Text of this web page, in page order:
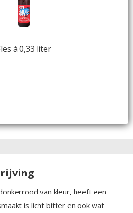
á 0,33 liter
van kleur, heeft een
is licht bitter en ook wat